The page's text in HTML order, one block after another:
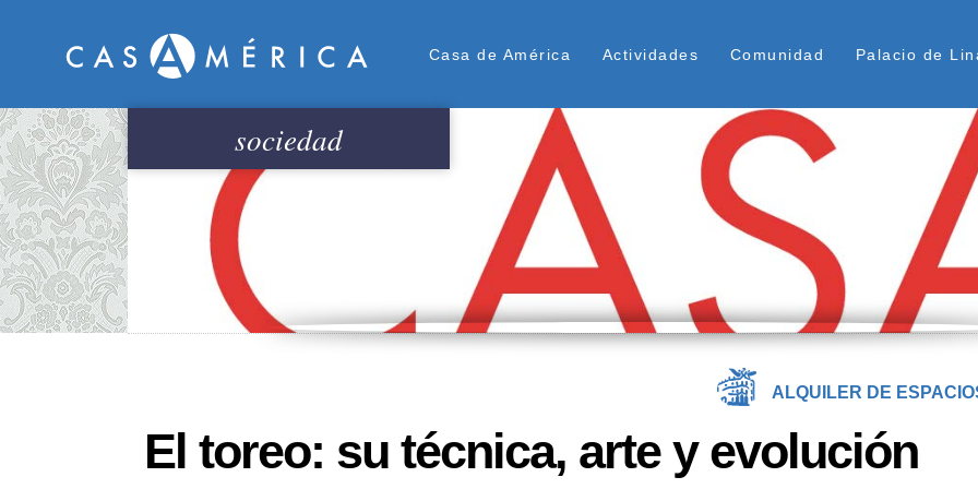
Menú Superior
Casa de América Actividades Comunidad Palacio de
sociedad
ALQUILER DE
El toreo: su técnica, arte y evolución